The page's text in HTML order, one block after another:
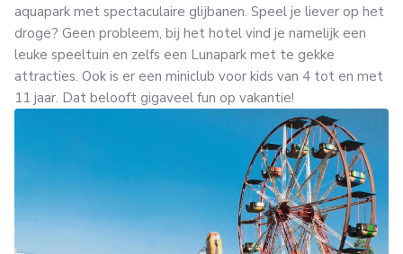
aquapark met spectaculaire glijbanen. Speel je liever op het
droge? Geen probleem, bij het hotel vind je namelijk een
leuke speeltuin en zelfs een Lunapark met te gekke
attracties. Ook is er een miniclub voor kids van 4 tot en met
11 jaar. Dat belooft gigaveel fun op vakantie!